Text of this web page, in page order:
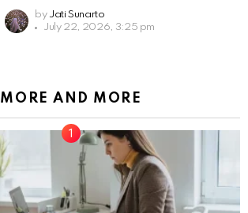
by Jati Sunarto
July 22, 2026, 3:25 pm
MORE AND MORE